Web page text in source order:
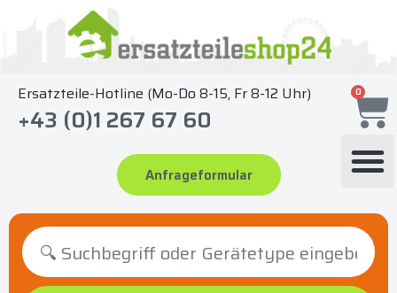
springen
Ersatzteile-Hotline (Mo-Do 8-15, Fr 8-12 Uhr)
+43 (0)1 267 67 60
Anfrageformular
0